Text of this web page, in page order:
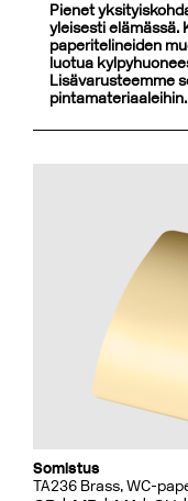
Pienet
yleisesti elämässä.
paperitelineiden
luotua
Lisävarusteemme
pintamateriaaleihin.
Somistus
TA236 Brass, WC-